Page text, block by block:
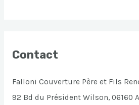
Contact
Falloni Couverture Père et Fils
92 Bd du Président Wilson, 06160